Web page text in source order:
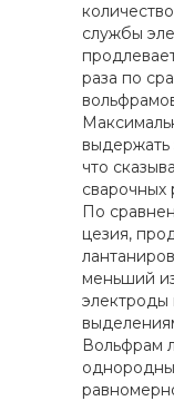
службы
раза по
выдержать
что
сварочных
По
цезия,
меньший
электроды
Вольфрам